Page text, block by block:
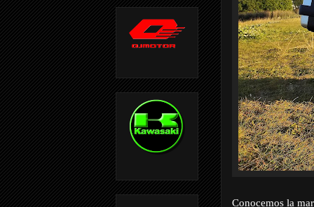
Conocemos la